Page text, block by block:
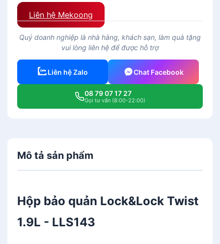
Liên hệ Mekoong
Quý doanh nghiệp là nhà hàng, khách sạn, làm quà tặng
vui lòng liên hệ để được hỗ trợ
Liên hệ Zalo Chat Facebook
08 79 07 17 27
Gọi tư vấn (8:00-22:00)
Mô tả sản phẩm
Hộp bảo quản Lock&Lock Twist
1.9L - LLS143